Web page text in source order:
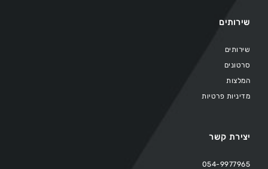
שירותים
שירותים
סרטונים
המלצות
מדיניות פרטיות
יצירת קשר
054-9977965